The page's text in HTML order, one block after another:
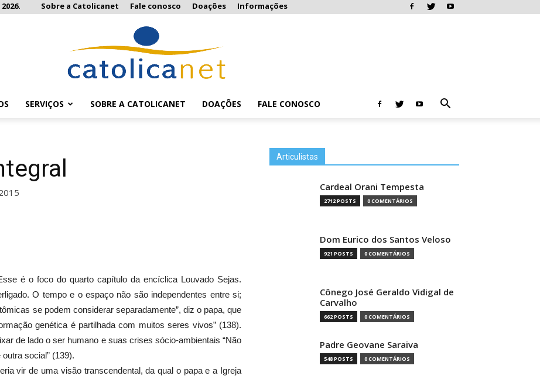
Sobre a Catolicanet Fale conosco Doações Informações
SERVIÇOS SOBRE A CATOLICANET DOAÇÕES FALE CONOSCO
é o foco do quarto capítulo da encíclica Louvado Sejas.
O tempo e o espaço não são independentes entre si;
se podem considerar separadamente”, diz o papa, que
genética é partilhada com muitos seres vivos” (138).
de lado o ser humano e suas crises sócio-ambientais “Não
social” (139).
vir de uma visão transcendental, da qual o papa e a Igreja
Articulistas
Cardeal Orani Tempesta
2712 POSTS 0 COMENTÁRIOS
Dom Eurico dos Santos Veloso
921 POSTS 0 COMENTÁRIOS
Cônego José Geraldo Vidigal de
Carvalho
662 POSTS 0 COMENTÁRIOS
Padre Geovane Saraiva
548 POSTS 0 COMENTÁRIOS